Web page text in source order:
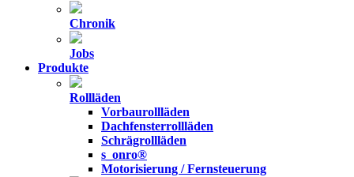
Chronik
Jobs
Produkte
Rollläden
Vorbaurollläden
Dachfensterrollläden
Schrägrollläden
s_onro®
Motorisierung / Fernsteuerung